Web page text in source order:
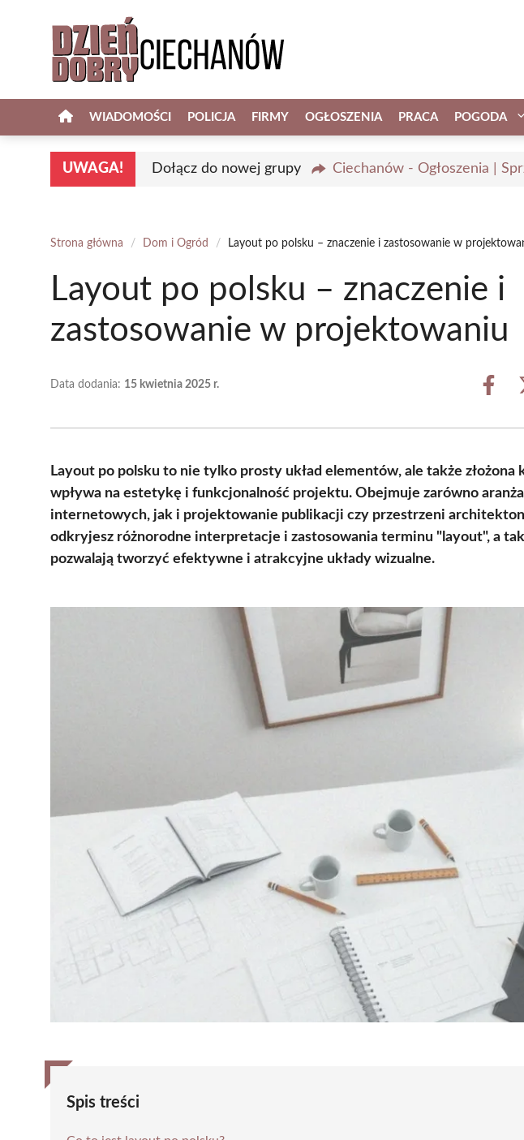
WIADOMOŚCI POLICJA FIRMY OGŁOSZENIA PRACA POGODA
UWAGA! Dołącz do nowej grupy Ciechanów - Ogłoszenia |
Strona główna / Dom i Ogród / Layout po polsku – znaczenie i zastosowanie w
Layout po polsku – znaczenie i
zastosowanie w projektowaniu
Data dodania: 15 kwietnia 2025 r.
Share
Layout po polsku to nie tylko prosty układ elementów, ale także
wpływa na estetykę i funkcjonalność projektu. Obejmuje zarówno
internetowych, jak i projektowanie publikacji czy przestrzeni
odkryjesz różnorodne interpretacje i zastosowania terminu "layout", a
pozwalają tworzyć efektywne i atrakcyjne układy wizualne.
Spis treści